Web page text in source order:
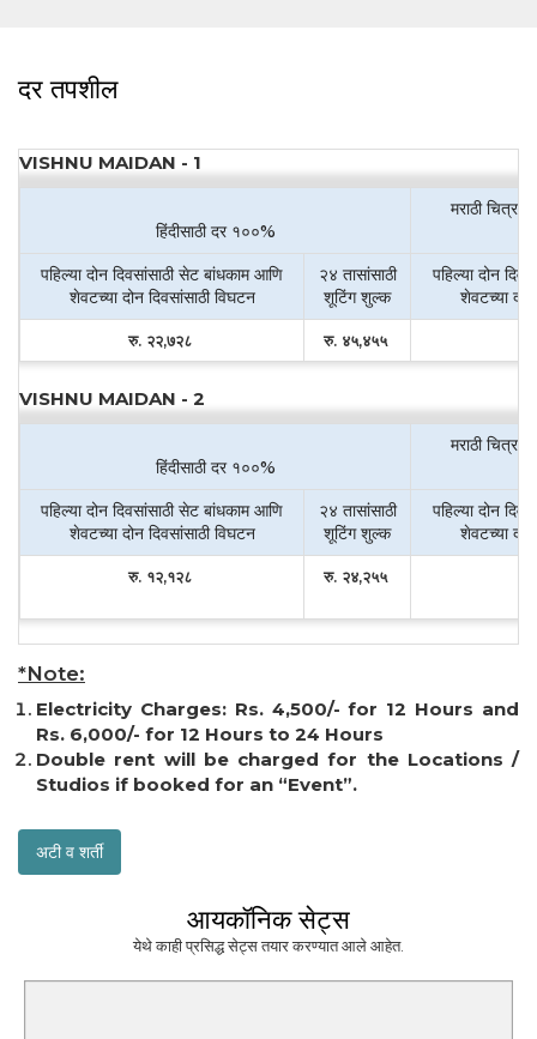
दर तपशील
VISHNU MAIDAN - 1
हिंदीसाठी दर १००%
मराठी
पहिल्या दोन दिवसांसाठी सेट बांधकाम आणि
शेवटच्या दोन दिवसांसाठी विघटन
२४ तासांसाठी
शूटिंग शुल्क
पहिल्या दोन
शेवटच्या
रु. २२,७२८ रु. ४५,४५५
VISHNU MAIDAN - 2
हिंदीसाठी दर १००%
मराठी
पहिल्या दोन दिवसांसाठी सेट बांधकाम आणि
शेवटच्या दोन दिवसांसाठी विघटन
२४ तासांसाठी
शूटिंग शुल्क
पहिल्या दोन
शेवटच्या
रु. १२,१२८ रु. २४,२५५
*Note:
Electricity Charges: Rs. 4,500/- for 12 Hours and
Rs. 6,000/- for 12 Hours to 24 Hours
Double rent will be charged for the Locations /
Studios if booked for an “Event”.
अटी व शर्ती
आयकॉनिक सेट्स
येथे काही प्रसिद्ध सेट्स तयार करण्यात आले आहेत.